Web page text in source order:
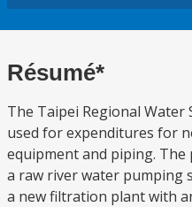
Résumé*
The Taipei Regional Water
used for expenditures for
equipment and piping.
a raw river water pumping
a new filtration plant with